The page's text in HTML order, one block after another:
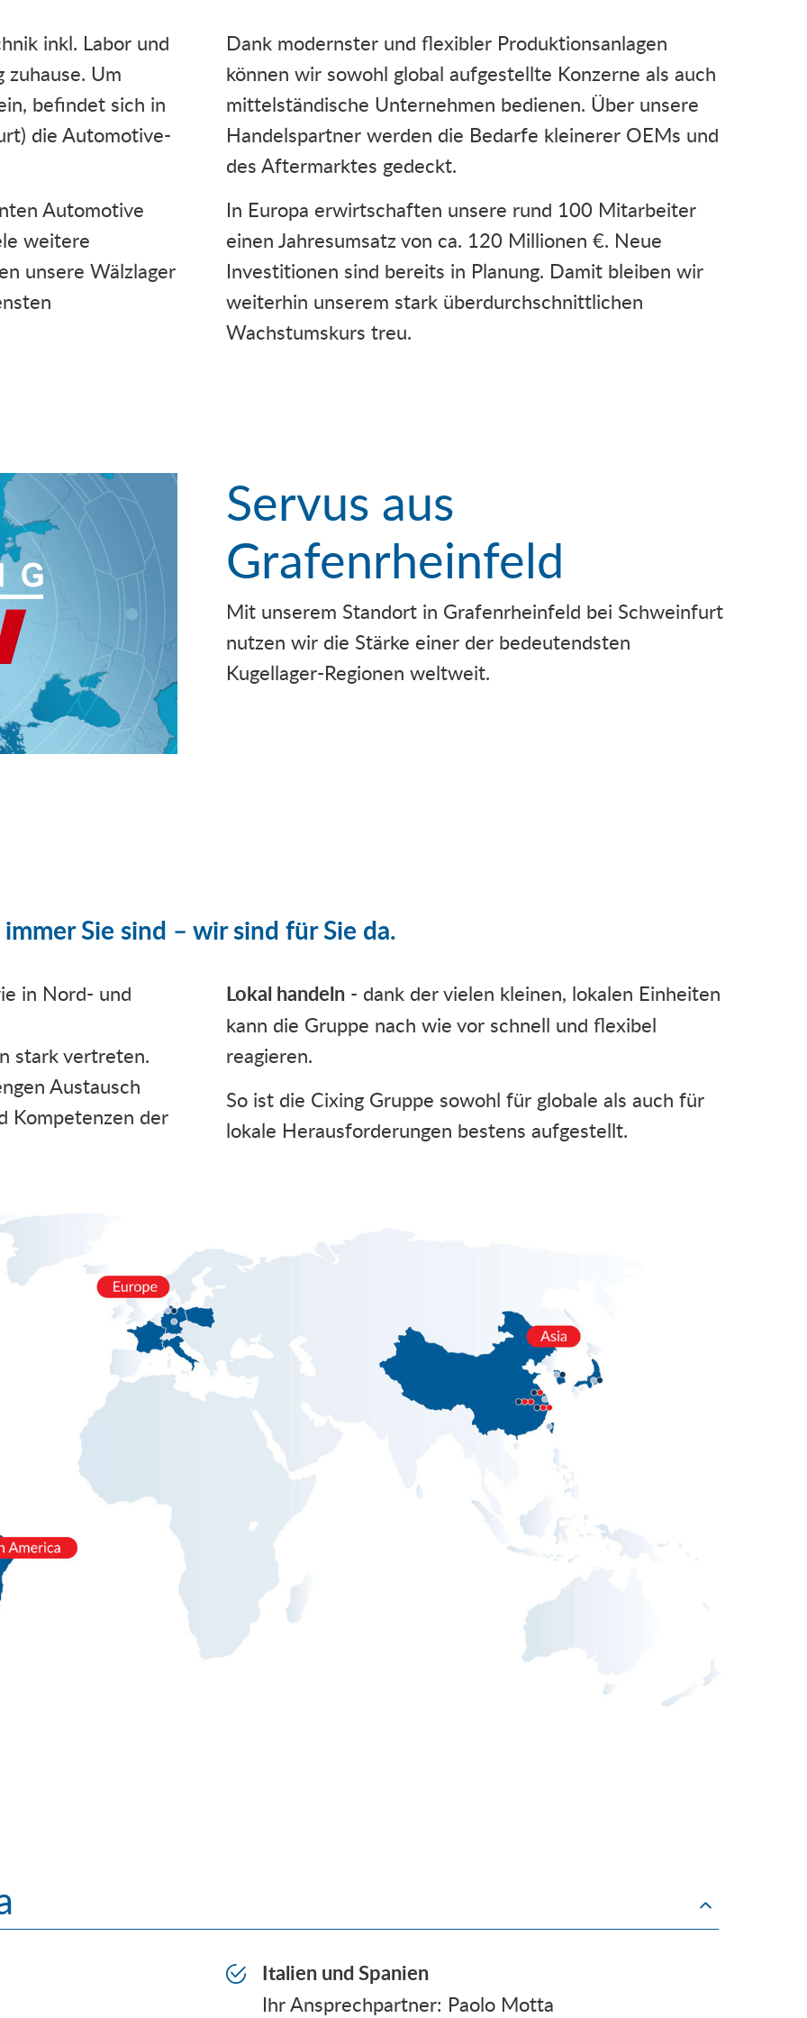
inkl. Labor und
Um
befindet sich in
die Automotive-
Automotive
weitere
unsere Wälzlager
Dank modernster und flexibler Produktionsanlagen
können wir sowohl global aufgestellte Konzerne als auch
mittelständische Unternehmen bedienen. Über unsere
Handelspartner werden die Bedarfe kleinerer OEMs und
des Aftermarktes gedeckt.
In Europa erwirtschaften unsere rund 100 Mitarbeiter
einen Jahresumsatz von ca. 120 Millionen €. Neue
Investitionen sind bereits in Planung. Damit bleiben wir
weiterhin unserem stark überdurchschnittlichen
Wachstumskurs treu.
Servus aus
Grafenrheinfeld
Mit unserem Standort in Grafenrheinfeld bei Schweinfurt
nutzen wir die Stärke einer der bedeutendsten
Kugellager-Regionen weltweit.
Sie sind – wir sind für Sie da.
in Nord- und
stark vertreten.
Austausch
Kompetenzen der
Lokal handeln - dank der vielen kleinen, lokalen Einheiten
kann die Gruppe nach wie vor schnell und flexibel
reagieren.
So ist die Cixing Gruppe sowohl für globale als auch für
lokale Herausforderungen bestens aufgestellt.
Italien und Spanien
Ihr Ansprechpartner: Paolo Motta